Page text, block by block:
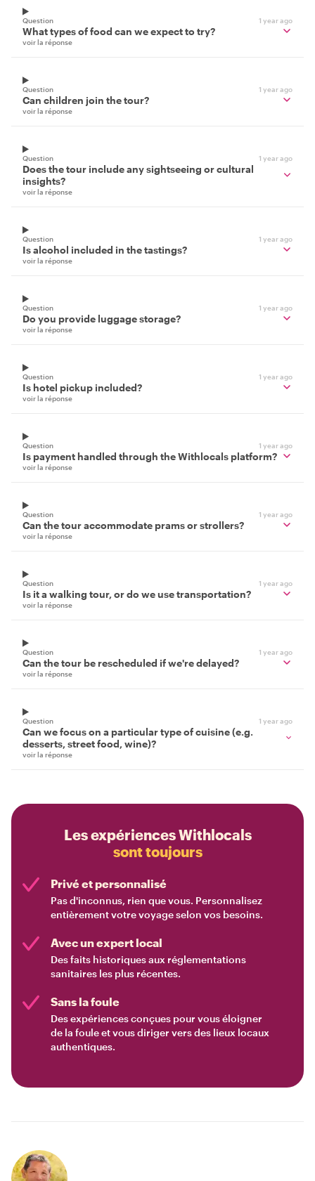
Question 1 year ago
What types of food can we expect to try?
voir la réponse
Question 1 year ago
Can children join the tour?
voir la réponse
Question 1 year ago
Does the tour include any sightseeing or cultural
insights?
voir la réponse
Question 1 year ago
Is alcohol included in the tastings?
voir la réponse
Question 1 year ago
Do you provide luggage storage?
voir la réponse
Question 1 year ago
Is hotel pickup included?
voir la réponse
Question 1 year ago
Is payment handled through the Withlocals platform?
voir la réponse
Question 1 year ago
Can the tour accommodate prams or strollers?
voir la réponse
Question 1 year ago
Is it a walking tour, or do we use transportation?
voir la réponse
Question 1 year ago
Can the tour be rescheduled if we're delayed?
voir la réponse
Question 1 year ago
Can we focus on a particular type of cuisine (e.g.
desserts, street food, wine)?
voir la réponse
Les expériences Withlocals
sont toujours
Privé et personnalisé
Pas d'inconnus, rien que vous. Personnalisez
entièrement votre voyage selon vos besoins.
Avec un expert local
Des faits historiques aux réglementations
sanitaires les plus récentes.
Sans la foule
Des expériences conçues pour vous éloigner
de la foule et vous diriger vers des lieux locaux
authentiques.